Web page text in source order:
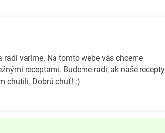
varíme. Na tomto webe vás chceme
receptami. Budeme radi, ak naše recepty
chutili. Dobrú chuť! :)